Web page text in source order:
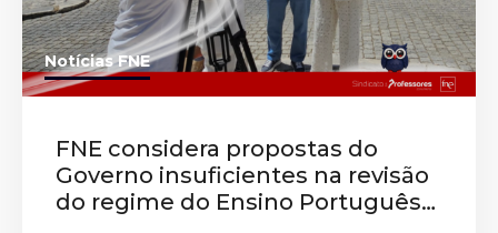
Notícias FNE
FNE considera propostas do
Governo insuficientes na revisão
do regime do Ensino Português